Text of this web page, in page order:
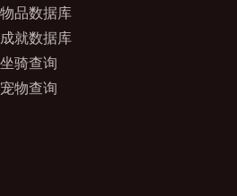
物品数据库
成就数据库
坐骑查询
宠物查询